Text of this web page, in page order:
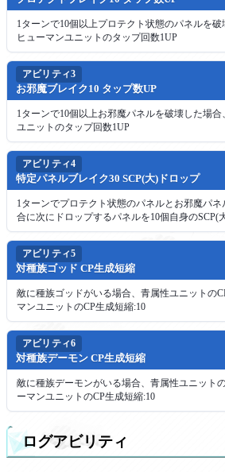
1ターンで10個以上プロテクト状態のパネルを
ヒューマンユニットのタップ回数1UP
アビリティ3
お邪魔ブレイク10 タップ数UP
1ターンで10個以上お邪魔パネルを破壊した場
ユニットのタップ回数1UP
アビリティ4
特定パネルブレイク30 SCP(大)ドロップ
1ターンでプロテクト状態のパネルとお邪魔パ
合に次にドロップするパネルを10個自身のSCP(
アビリティ5
対種族ゴッド CP生成短縮
敵に種族ゴッドがいる場合、青属性ユニットの
マンユニットのCP生成短縮:10
アビリティ6
対種族デーモン CP生成短縮
敵に種族デーモンがいる場合、青属性ユニット
ーマンユニットのCP生成短縮:10
ログアビリティ